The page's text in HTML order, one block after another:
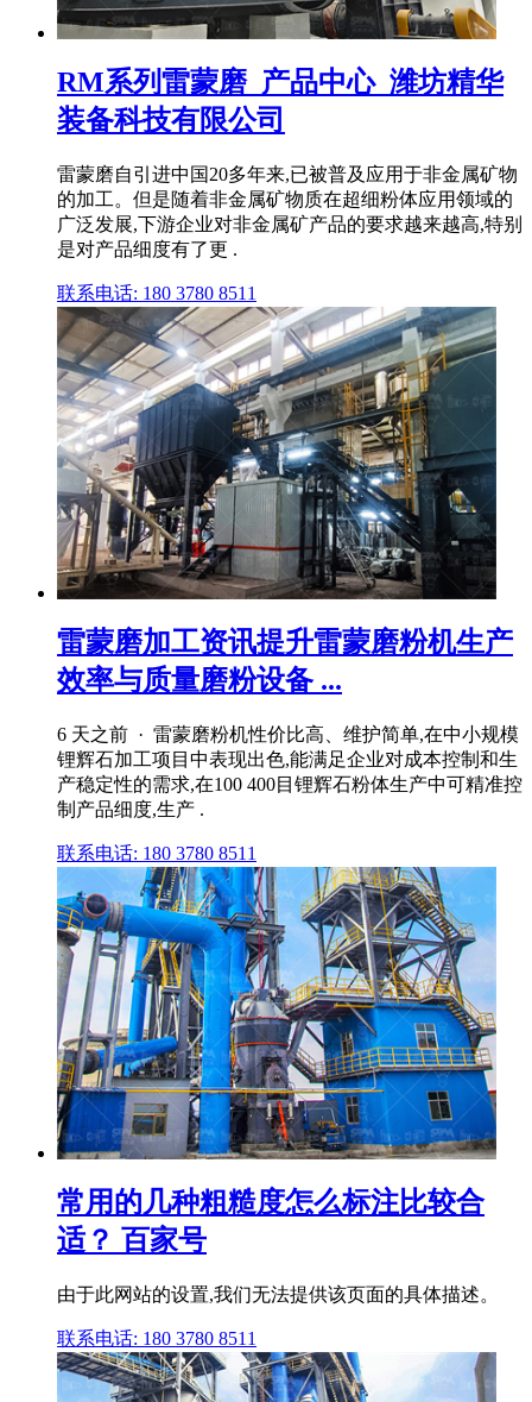
RM系列雷蒙磨_产品中心_潍坊精华
装备科技有限公司
雷蒙磨自引进中国20多年来,已被普及应用于非金属矿物
的加工。但是随着非金属矿物质在超细粉体应用领域的
广泛发展,下游企业对非金属矿产品的要求越来越高,特别
是对产品细度有了更 .
联系电话: 180 3780 8511
雷蒙磨加工资讯提升雷蒙磨粉机生产
效率与质量磨粉设备 ...
6 天之前 · 雷蒙磨粉机性价比高、维护简单,在中小规模
锂辉石加工项目中表现出色,能满足企业对成本控制和生
产稳定性的需求,在100 400目锂辉石粉体生产中可精准控
制产品细度,生产 .
联系电话: 180 3780 8511
常用的几种粗糙度怎么标注比较合
适？ 百家号
由于此网站的设置,我们无法提供该页面的具体描述。
联系电话: 180 3780 8511